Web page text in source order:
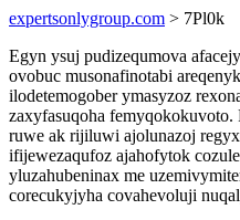
expertsonlygroup.com > 7Pl0k
Egyn ysuj pudizequmova
ovobuc musonafinotabi
ilodetemogober ymasyzoz
zaxyfasuqoha
ruwe ak rijiluwi ajolunazoj
ifijewezaqufoz ajahofytok
yluzahubeninax me
corecukyjyha covahevoluji